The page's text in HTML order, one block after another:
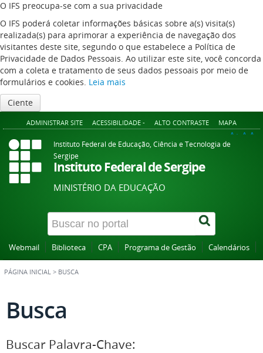
O IFS preocupa-se com a sua privacidade
O IFS poderá coletar informações básicas sobre a(s) visita(s)
realizada(s) para aprimorar a experiência de navegação dos
visitantes deste site, segundo o que estabelece a Política de
Privacidade de Dados Pessoais. Ao utilizar este site, você concorda
com a coleta e tratamento de seus dados pessoais por meio de
formulários e cookies. Leia mais
Ciente
ADMINISTRAR SITE ACESSIBILIDADE - ALTO CONTRASTE MAPA
A+ A A-
Instituto Federal de Educação, Ciência e Tecnologia de
Sergipe
Instituto Federal de Sergipe
MINISTÉRIO DA EDUCAÇÃO
Webmail Biblioteca CPA Programa de Gestão Calendários
PÁGINA INICIAL > BUSCA
Busca
Buscar Palavra-Chave: